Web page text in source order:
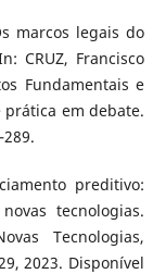
marcos legais do
CRUZ, Francisco
Fundamentais e
prática em debate.
preditivo:
tecnologias.
Tecnologias,
2023. Disponível